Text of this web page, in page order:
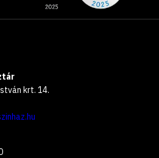
year
krt. 14.